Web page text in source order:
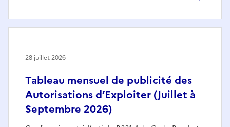
Tableau mensuel de publicité des
Autorisations d’Exploiter (Juillet à
Septembre 2026)
28 juillet 2026